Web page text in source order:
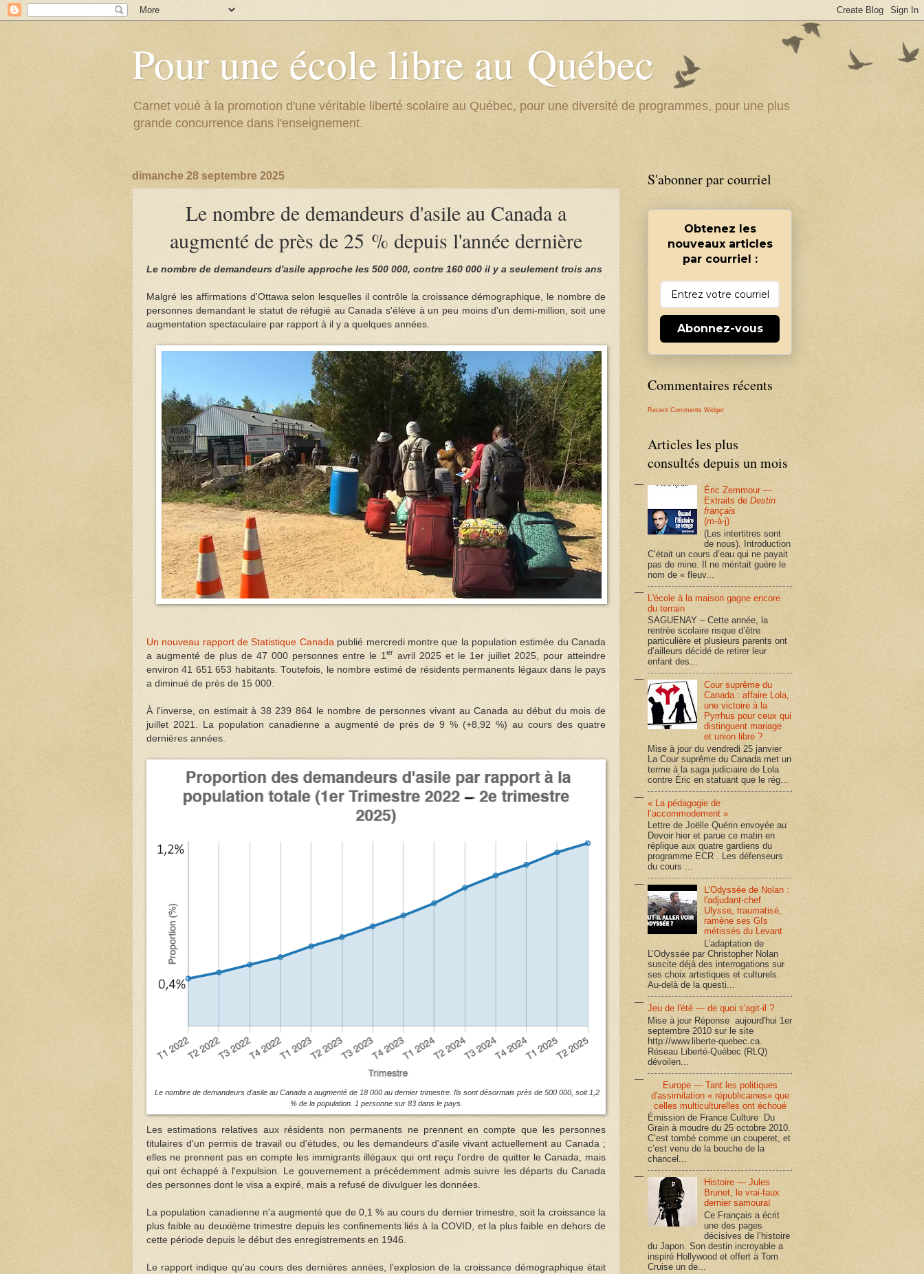
Pour une école libre au Québec
Carnet voué à la promotion d'une véritable liberté scolaire au Québec, pour une diversité de programmes, pour une plus
grande concurrence dans l'enseignement.
dimanche 28 septembre 2025
Le nombre de demandeurs d'asile au Canada a
augmenté de près de 25 % depuis l'année dernière
Le nombre de demandeurs d'asile approche les 500 000, contre 160 000 il y a seulement trois ans
Malgré les affirmations d'Ottawa selon lesquelles il contrôle la croissance démographique, le nombre de
personnes demandant le statut de réfugié au Canada s'élève à un peu moins d'un demi-million, soit une
augmentation spectaculaire par rapport à il y a quelques années.
Un nouveau rapport de Statistique Canada publié mercredi montre que la population estimée du Canada
a augmenté de plus de 47 000 personnes entre le 1 er avril 2025 et le 1er juillet 2025, pour atteindre
environ 41 651 653 habitants. Toutefois, le nombre estimé de résidents permanents légaux dans le pays
a diminué de près de 15 000.
À l'inverse, on estimait à 38 239 864 le nombre de personnes vivant au Canada au début du mois de
juillet 2021. La population canadienne a augmenté de près de 9 % (+8,92 %) au cours des quatre
dernières années.
Le nombre de demandeurs d'asile au Canada a augmenté de 18 000 au dernier trimestre. Ils sont désormais près de 500 000, soit 1,2
% de la population. 1 personne sur 83 dans le pays.
Les estimations relatives aux résidents non permanents ne prennent en compte que les personnes
titulaires d'un permis de travail ou d'études, ou les demandeurs d'asile vivant actuellement au Canada ;
elles ne prennent pas en compte les immigrants illégaux qui ont reçu l'ordre de quitter le Canada, mais
qui ont échappé à l'expulsion. Le gouvernement a précédemment admis suivre les départs du Canada
des personnes dont le visa a expiré, mais a refusé de divulguer les données.
La population canadienne n'a augmenté que de 0,1 % au cours du dernier trimestre, soit la croissance la
plus faible au deuxième trimestre depuis les confinements liés à la COVID, et la plus faible en dehors de
cette période depuis le début des enregistrements en 1946.
Le rapport indique qu'au cours des dernières années, l'explosion de la croissance démographique était
S'abonner par courriel
Obtenez les
nouveaux articles
par courriel :
Abonnez-vous
Commentaires récents
Recent Comments Widget
Articles les plus
consultés depuis un mois
Éric Zemmour —
Extraits deDestin
français
(m-à-j)
(Les intertitres sont
de nous). Introduction
C’était un cours d’eau qui ne payait
pas de mine. Il ne méritait guère le
nom de « fleuv...
L'école à la maison gagne encore
du terrain
SAGUENAY – Cette année, la
rentrée scolaire risque d’être
particulière et plusieurs parents ont
d’ailleurs décidé de retirer leur
enfant des...
Cour suprême du
Canada : affaire Lola,
une victoire à la
Pyrrhus pour ceux qui
distinguent mariage
et union libre ?
Mise à jour du vendredi 25 janvier
La Cour suprême du Canada met un
terme à la saga judiciaire de Lola
contre Éric en statuant que le rég...
« La pédagogie de
l’accommodement »
Lettre de Joëlle Quérin envoyée au
Devoir hier et parue ce matin en
réplique aux quatre gardiens du
programme ECR . Les défenseurs
du cours ...
L'Odyssée de Nolan :
l'adjudant-chef
Ulysse, traumatisé,
ramène ses GIs
métissés du Levant
L’adaptation de
L’Odyssée par Christopher Nolan
suscite déjà des interrogations sur
ses choix artistiques et culturels.
Au-delà de la questi...
Jeu de l'été — de quoi s'agit-il ?
Mise à jour Réponse aujourd'hui 1er
septembre 2010 sur le site
http://www.liberte-quebec.ca.
Réseau Liberté-Québec (RLQ)
dévoilen...
Europe — Tant les politiques
d'assimilation « républicaines» que
celles multiculturelles ont échoué
Émission de France Culture Du
Grain à moudre du 25 octobre 2010.
C’est tombé comme un couperet, et
c’est venu de la bouche de la
chancel...
Histoire — Jules
Brunet, le vrai-faux
dernier samouraï
Ce Français a écrit
une des pages
décisives de l’histoire
du Japon. Son destin incroyable a
inspiré Hollywood et offert à Tom
Cruise un de...